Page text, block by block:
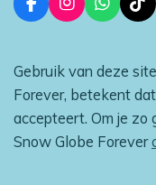
F
a
b
o
k
I
n
a
g
r
a
m
W
h
s
A
p
T
i
o
k
Gebruik van deze
Forever, betekent
accepteert. Om je
Snow Globe Forever